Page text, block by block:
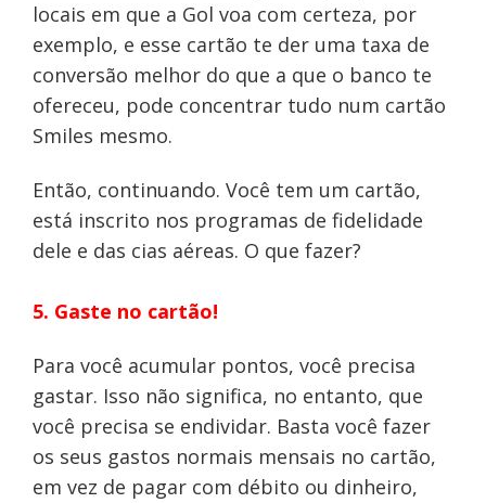
locais em que a Gol voa com certeza, por
exemplo, e esse cartão te der uma taxa de
conversão melhor do que a que o banco te
ofereceu, pode concentrar tudo num cartão
Smiles mesmo.
Então, continuando. Você tem um cartão,
está inscrito nos programas de fidelidade
dele e das cias aéreas. O que fazer?
5. Gaste no cartão!
Para você acumular pontos, você precisa
gastar. Isso não significa, no entanto, que
você precisa se endividar. Basta você fazer
os seus gastos normais mensais no cartão,
em vez de pagar com débito ou dinheiro,